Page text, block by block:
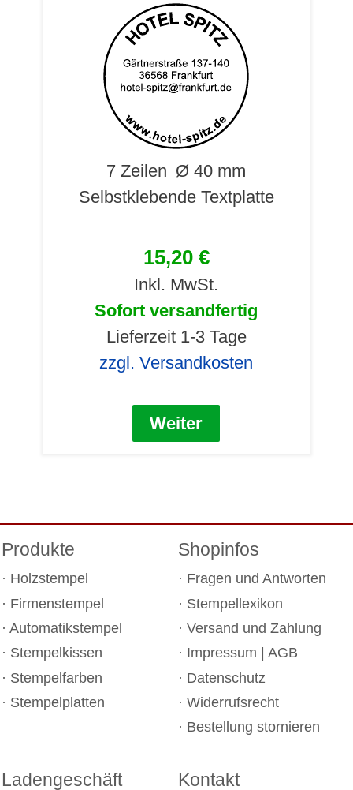
7 Zeilen Ø 40 mm
Selbstklebende Textplatte
15,20 €
Inkl. MwSt.
Sofort versandfertig
Lieferzeit 1-3 Tage
zzgl. Versandkosten
Weiter
Produkte
Holzstempel
Firmenstempel
Automatikstempel
Stempelkissen
Stempelfarben
Stempelplatten
Shopinfos
Fragen und Antworten
Stempellexikon
Versand und Zahlung
Impressum
AGB
Datenschutz
Widerrufsrecht
Bestellung stornieren
Ladengeschäft Kontakt